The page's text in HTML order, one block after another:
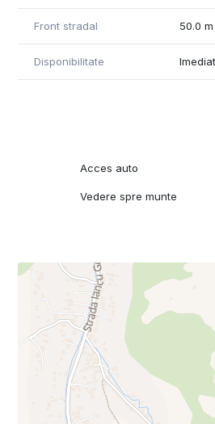
Front stradal 50.0 m
Disponibilitate Imediat
Acces auto
Vedere spre munte